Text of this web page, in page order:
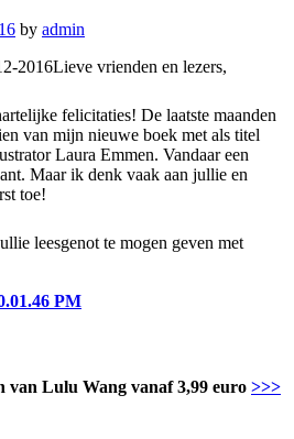
by admin
Lieve vrienden en lezers,
felicitaties! De laatste maanden
van mijn nieuwe boek met als titel
Laura Emmen. Vandaar een
Maar ik denk vaak aan jullie en
toe!
leesgenot te mogen geven met
van Lulu Wang vanaf 3,99 euro >>>